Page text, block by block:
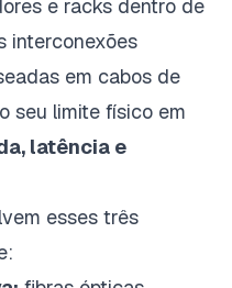
e racks dentro de
interconexões
em cabos de
seu limite físico em
latência e
esses três